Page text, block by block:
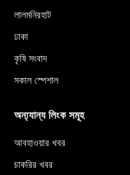
লালমনিরহাট
ঢাকা
কৃষি সংবাদ
সকাল স্পেশাল
অন্য্যান্য লিংক সমূহ
আবহাওয়ার খবর
চাকরির খবর